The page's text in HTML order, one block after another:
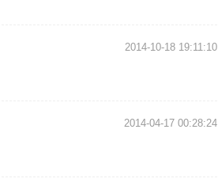
2014-10-18 19:11:10
2014-04-17 00:28:24